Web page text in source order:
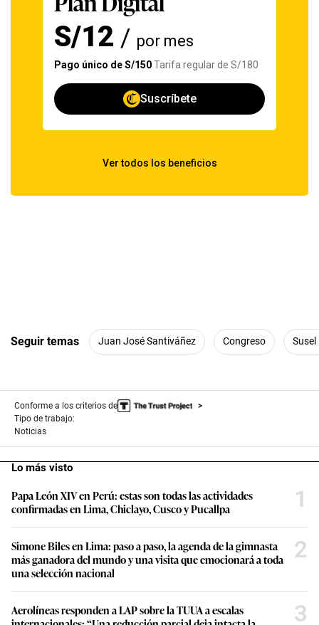
Seguir temas Juan José Santiváñez Congreso Susel
Conforme a los criterios de
Tipo de trabajo:
Noticias
Lo más visto
Papa León XIV en Perú: estas son todas las actividades
confirmadas en Lima, Chiclayo, Cusco y Pucallpa
1
Simone Biles en Lima: paso a paso, la agenda de la gimnasta
más ganadora del mundo y una visita que emocionará a toda
una selección nacional
2
Aerolíneas responden a LAP sobre la TUUA a escalas
3